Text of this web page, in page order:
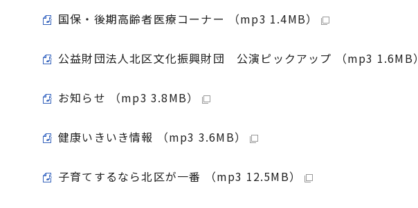
国保・後期高齢者医療コーナー （mp3 1.4MB）
公益財団法人北区文化振興財団 公演ピックアップ （mp3 1.6MB）
お知らせ （mp3 3.8MB）
健康いきいき情報 （mp3 3.6MB）
子育てするなら北区が一番 （mp3 12.5MB）